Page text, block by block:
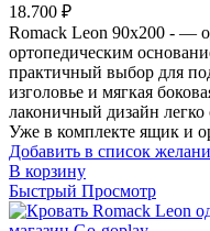
18.700 ₽
Romack Leon 90x200 - —
ортопедическим
практичный выбор для
изголовье и мягкая
лаконичный дизайн
Уже в комплекте ящик и
Добавить в список
В корзину
Быстрый Просмотр